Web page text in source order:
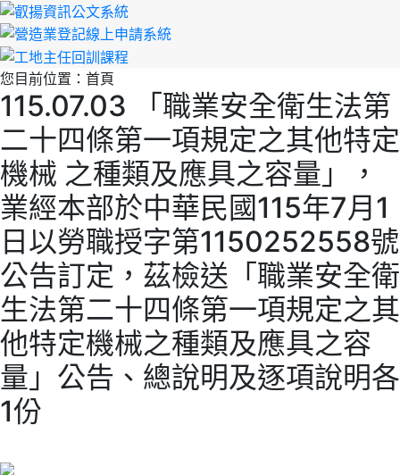
您目前位置： 首頁
115.07.03 「職業安全衛生法第
二十四條第一項規定之其他特定
機械 之種類及應具之容量」，
業經本部於中華民國115年7月1
日以勞職授字第1150252558號
公告訂定，茲檢送「職業安全衛
生法第二十四條第一項規定之其
他特定機械之種類及應具之容
量」公告、總說明及逐項說明各
1份